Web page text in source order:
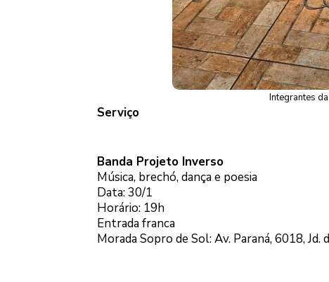
Integrantes
Serviço
Banda Projeto Inverso
Música, brechó, dança e poesia
Data: 30/1
Horário: 19h
Entrada franca
Morada Sopro de Sol: Av. Paraná, 6018, Jd.